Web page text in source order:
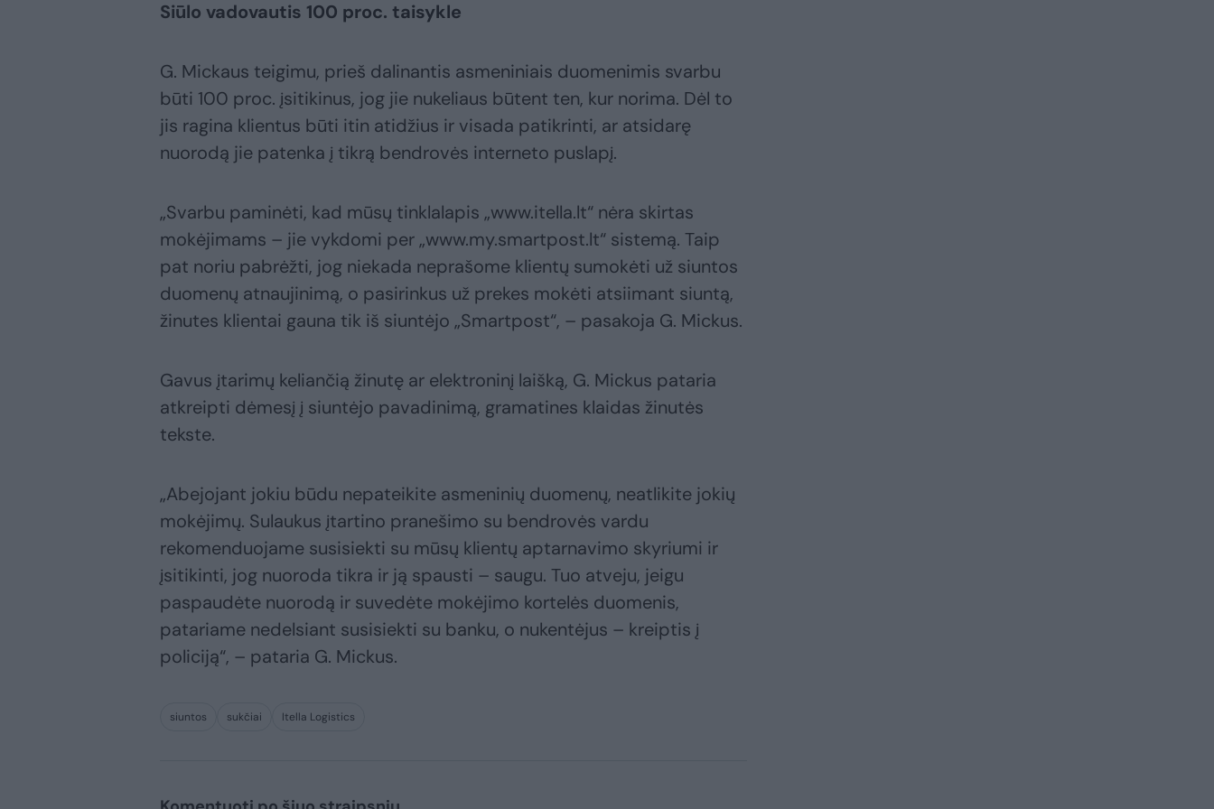
Siūlo vadovautis 100 proc. taisykle
G. Mickaus teigimu, prieš dalinantis asmeniniais duomenimis svarbu
būti 100 proc. įsitikinus, jog jie nukeliaus būtent ten, kur norima. Dėl to
jis ragina klientus būti itin atidžius ir visada patikrinti, ar atsidarę
nuorodą jie patenka į tikrą bendrovės interneto puslapį.
„Svarbu paminėti, kad mūsų tinklalapis „www.itella.lt“ nėra skirtas
mokėjimams – jie vykdomi per „www.my.smartpost.lt“ sistemą. Taip
pat noriu pabrėžti, jog niekada neprašome klientų sumokėti už siuntos
duomenų atnaujinimą, o pasirinkus už prekes mokėti atsiimant siuntą,
žinutes klientai gauna tik iš siuntėjo „Smartpost“, – pasakoja G. Mickus.
Gavus įtarimų keliančią žinutę ar elektroninį laišką, G. Mickus pataria
atkreipti dėmesį į siuntėjo pavadinimą, gramatines klaidas žinutės
tekste.
„Abejojant jokiu būdu nepateikite asmeninių duomenų, neatlikite jokių
mokėjimų. Sulaukus įtartino pranešimo su bendrovės vardu
rekomenduojame susisiekti su mūsų klientų aptarnavimo skyriumi ir
įsitikinti, jog nuoroda tikra ir ją spausti – saugu. Tuo atveju, jeigu
paspaudėte nuorodą ir suvedėte mokėjimo kortelės duomenis,
patariame nedelsiant susisiekti su banku, o nukentėjus – kreiptis į
policiją“, – pataria G. Mickus.
siuntos sukčiai Itella Logistics